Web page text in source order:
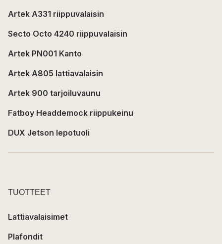
Artek A331 riippuvalaisin
Secto Octo 4240 riippuvalaisin
Artek PN001 Kanto
Artek A805 lattiavalaisin
Artek 900 tarjoiluvaunu
Fatboy Headdemock riippukeinu
DUX Jetson lepotuoli
TUOTTEET
Lattiavalaisimet
Plafondit